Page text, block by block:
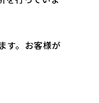
す。お客様が